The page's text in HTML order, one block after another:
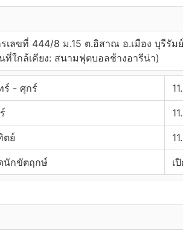
เลขที่ 444/8 ม.15 ต.อิสาณ อ.เมือง บุรีรัม
ที่ใกล้เคียง: สนามฟุตบอลช้างอารีน่า)
ร์ - ศุกร์
ตย์
นักขัตฤกษ์ เ